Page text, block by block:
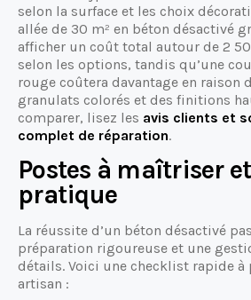
selon la surface et les choix
allée de 30 m² en béton désactivé
afficher un coût total autour de 2
selon les options, tandis qu’une
rouge coûtera davantage en raison
granulats colorés et des finitions
comparer, lisez les avis clients et
complet de réparation.
Postes à maîtriser
pratique
La réussite d’un béton désactivé
préparation rigoureuse et une
détails. Voici une checklist rapide à
artisan :